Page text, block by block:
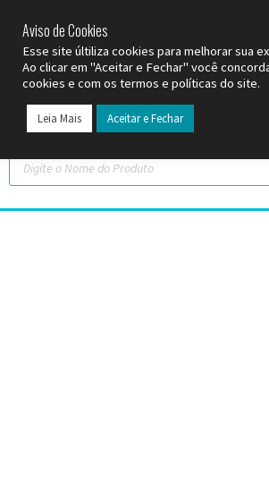
Aviso de Cookies
Esse site últiliza cookies para melhorar sua
Ao clicar em "Aceitar e Fechar" você
cookies e com os termos e políticas do site.
Leia Mais Aceitar e Fechar